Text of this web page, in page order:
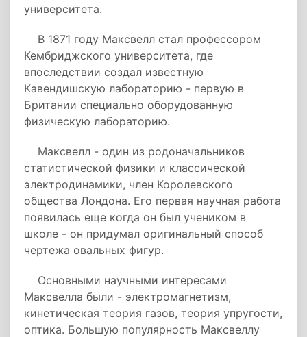
университета.
В 1871 году Максвелл стал профессором
Кембриджского университета, где
впоследствии создал известную
Кавендишскую лабораторию - первую в
Британии специально оборудованную
физическую лабораторию.
Максвелл - один из родоначальников
статистической физики и классической
электродинамики, член Королевского
общества Лондона. Его первая научная работа
появилась еще когда он был учеником в
школе - он придумал оригинальный способ
чертежа овальных фигур.
Основными научными интересами
Максвелла были - электромагнетизм,
кинетическая теория газов, теория упругости,
оптика. Большую популярность Максвеллу